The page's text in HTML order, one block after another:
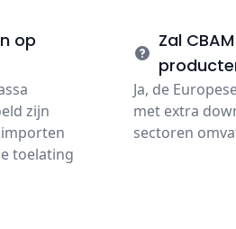
op
zijn
toelating
Zal
Ja, de
met extra
sectoren